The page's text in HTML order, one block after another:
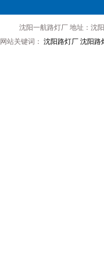
沈阳一航路灯厂 地址：沈
网站关键词： 沈阳路灯厂 沈阳路